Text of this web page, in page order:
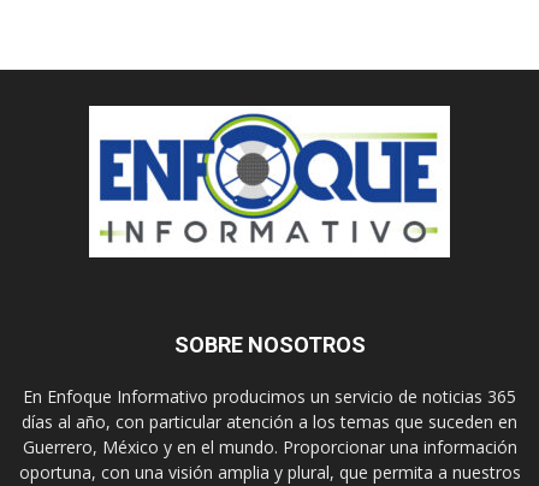
SOBRE NOSOTROS
En Enfoque Informativo producimos un servicio de noticias 365
días al año, con particular atención a los temas que suceden en
Guerrero, México y en el mundo. Proporcionar una información
oportuna, con una visión amplia y plural, que permita a nuestros